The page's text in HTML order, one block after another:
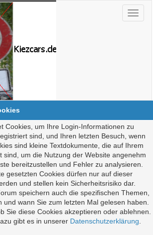
Cookies, um Ihre Login-Informationen zu
sind, und Ihren letzten Besuch, wenn
sind kleine Textdokumente, die auf Ihrem
sind, um die Nutzung der Website angenehm
bereitzustellen und Fehler zu analysieren.
gesetzten Cookies dürfen nur auf dieser
und stellen kein Sicherheitsrisiko dar.
speichern auch die spezifischen Themen,
und wann Sie zum letzten Mal gelesen haben.
Sie diese Cookies akzeptieren oder ablehnen.
gibt es in unserer Datenschutzerklärung